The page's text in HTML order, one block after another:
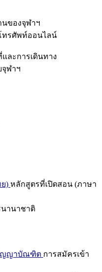
นของจุฬาฯ
ทรศัพท์ออนไลน์
ละการเดินทาง
ฬาฯ
) หลักสูตรที่เปิดสอน (ภาษา
านาชาติ
ญญาบัณฑิต การสมัครเข้า